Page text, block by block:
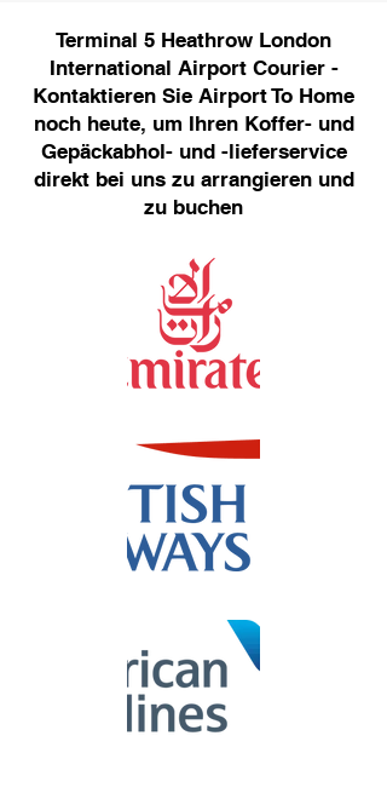
Terminal 5 Heathrow London
International Airport Courier -
Kontaktieren Sie Airport To Home
noch heute, um Ihren Koffer- und
Gepäckabhol- und -lieferservice
direkt bei uns zu arrangieren und
zu buchen